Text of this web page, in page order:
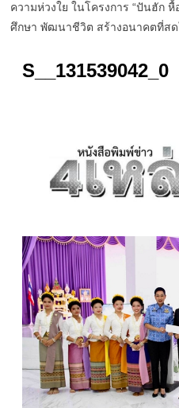
ความห่วงใย ในโครงการ “ปันฮัก
ศึกษา พัฒนาชีวิต สร้างอนาคตที่สด
S__131539042_0